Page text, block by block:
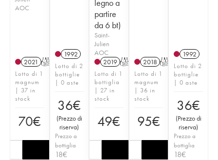
AOC
2021 T
Lotto di 1
magnum
| 37 in
stock
70€
1992
Lotto di 2
bottiglie
| 0 aste
36€
(Prezzo di
riserva)
Prezzo a
bottiglia
18€
legno a
partire
da 6 bt)
Saint-
Julien
AOC
2019 T
Lotto di 1
bottiglia
| 27 in
stock
49€
2018 T
Lotto di 1
magnum
| 36 in
stock
95€
1992
Lotto di 2
bottiglie
| 0 aste
36€
(Prezzo di
riserva)
Prezzo a
bottiglia
18€